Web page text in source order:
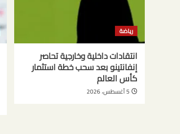
رياضة
انتقادات داخلية وخارجية تحاصر
إنفانتينو بعد سحب خطة استثمار
كأس العالم
5 أغسطس، 2026